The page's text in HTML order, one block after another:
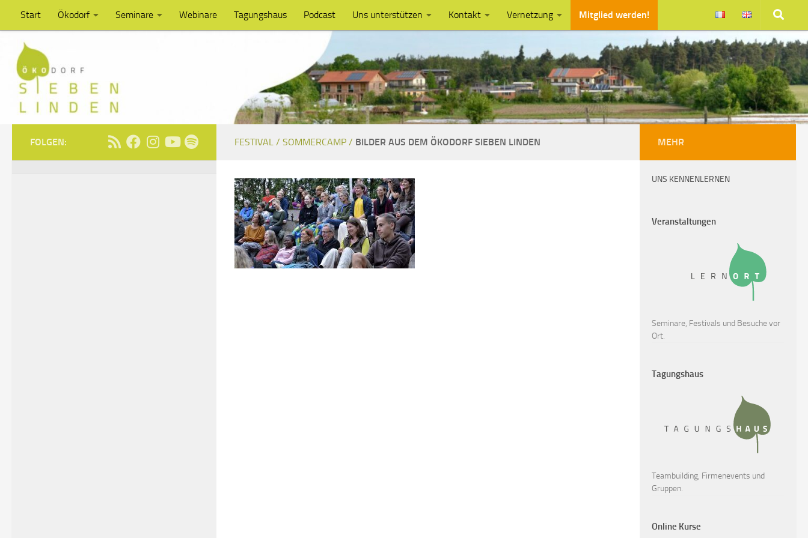
Unter dem Inhalt
Start Ökodorf Seminare Webinare Tagungshaus Podcast Uns unterstützen Kontakt Vernetzung Mitglied werden!
FESTIVAL / SOMMERCAMP / BILDER AUS DEM ÖKODORF SIEBEN LINDEN
FOLGEN: MEHR
UNS KENNENLERNEN
Veranstaltungen
Seminare, Festivals und Besuche vor
Ort.
Tagungshaus
Teambuilding, Firmenevents und
Gruppen.
Online Kurse